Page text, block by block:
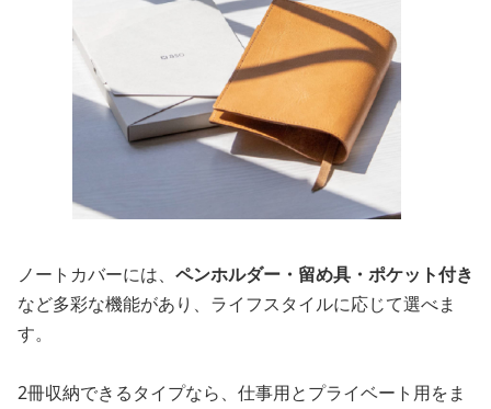
ノートカバーには、 ペンホルダー・留め具・ポケット付き
など多彩な機能があり、ライフスタイルに応じて選べま
す。
2冊収納できるタイプなら、仕事用とプライベート用をま